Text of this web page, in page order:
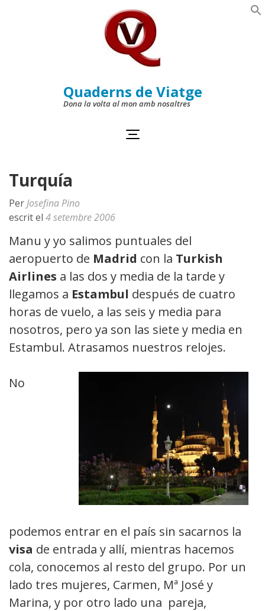
Quaderns de Viatge
Dona la volta al mon amb nosaltres
Turquía
Per Josefina Pino
escrit el 4 setembre 2006
Manu y yo salimos puntuales del
aeropuerto de Madrid con la Turkish
Airlines a las dos y media de la tarde y
llegamos a Estambul después de cuatro
horas de vuelo, a las seis y media para
nosotros, pero ya son las siete y media en
Estambul. Atrasamos nuestros relojes.
No
podemos entrar en el país sin sacarnos la
visa de entrada y allí, mientras hacemos
cola, conocemos al resto del grupo. Por un
lado tres mujeres, Carmen, Mª José y
Marina, y por otro lado una pareja,